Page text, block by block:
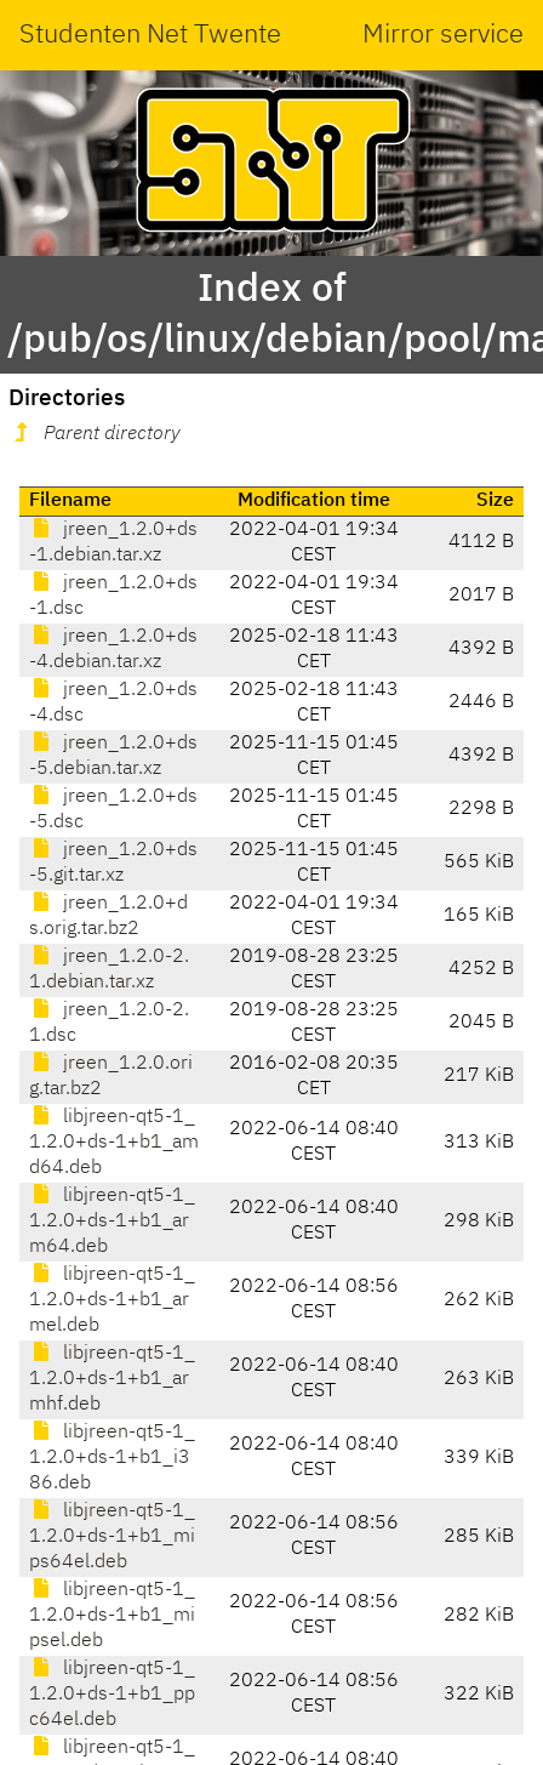
Studenten Net Twente Mirror service
Index of
/pub/os/linux/debian/pool/
Directories
Parent directory
Filename Modification time
Size
jreen_1.2.0+ds
-1.debian.tar.xz
2022-04-01 19:34
CEST
4112 B
jreen_1.2.0+ds
-1.dsc
2022-04-01 19:34
CEST
2017 B
jreen_1.2.0+ds
-4.debian.tar.xz
2025-02-18 11:43
CET
4392 B
jreen_1.2.0+ds
-4.dsc
2025-02-18 11:43
CET
2446 B
jreen_1.2.0+ds
-5.debian.tar.xz
2025-11-15 01:45
CET
4392 B
jreen_1.2.0+ds
-5.dsc
2025-11-15 01:45
CET
2298 B
jreen_1.2.0+ds
-5.git.tar.xz
2025-11-15 01:45
CET
565 KiB
jreen_1.2.0+d
s.orig.tar.bz2
2022-04-01 19:34
CEST
165 KiB
jreen_1.2.0-2.
1.debian.tar.xz
2019-08-28 23:25
CEST
4252 B
jreen_1.2.0-2.
1.dsc
2019-08-28 23:25
CEST
2045 B
jreen_1.2.0.ori
g.tar.bz2
2016-02-08 20:35
CET
217 KiB
libjreen-qt5-1_
1.2.0+ds-1+b1_am
d64.deb
2022-06-14 08:40
CEST
313 KiB
libjreen-qt5-1_
1.2.0+ds-1+b1_ar
m64.deb
2022-06-14 08:40
CEST
298 KiB
libjreen-qt5-1_
1.2.0+ds-1+b1_ar
mel.deb
2022-06-14 08:56
CEST
262 KiB
libjreen-qt5-1_
1.2.0+ds-1+b1_ar
mhf.deb
2022-06-14 08:40
CEST
263 KiB
libjreen-qt5-1_
1.2.0+ds-1+b1_i3
86.deb
2022-06-14 08:40
CEST
339 KiB
libjreen-qt5-1_
1.2.0+ds-1+b1_mi
ps64el.deb
2022-06-14 08:56
CEST
285 KiB
libjreen-qt5-1_
1.2.0+ds-1+b1_mi
psel.deb
2022-06-14 08:56
CEST
282 KiB
libjreen-qt5-1_
1.2.0+ds-1+b1_pp
c64el.deb
2022-06-14 08:56
CEST
322 KiB
libjreen-qt5-1_
2022-06-14 08:40